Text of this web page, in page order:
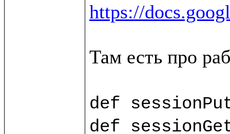
https://
Там есть про
def
def